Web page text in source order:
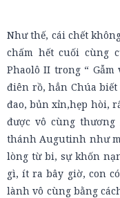
Như thế, cái chết
chấm hết cuối cùng
Phaolô II trong “ Gẫm
điên rồ, hẳn Chúa biết
đao, bủn xỉn,hẹp hòi,
được vô cùng
thánh Augutinh như
lòng từ bi, sự khốn
gì, ít ra bây giờ, con
lành vô cùng bằng